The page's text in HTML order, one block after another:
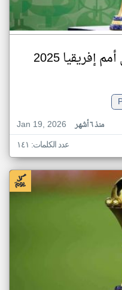
2025
Jan 19, 2026
منذ ٦ أشهر
عدد الكلمات: ١٤١